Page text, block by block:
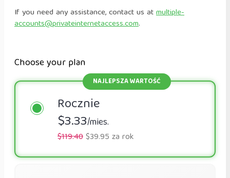
If you need any assistance, contact us atmultiple-
accounts@privateinternetaccess.com.
Choose your plan
Rocznie
$3.33/mies.
$119.40$39.95 za rok